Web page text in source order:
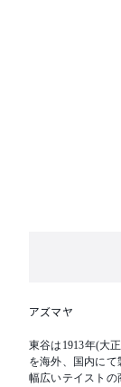
アズマヤ
東谷は1913年(大正2年)創業
を海外、国内にて
幅広いテイストの商材があります